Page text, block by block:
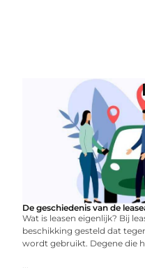
De geschiedenis van de
Wat is leasen eigenlijk? Bij
beschikking gesteld dat
wordt gebruikt. Degene die